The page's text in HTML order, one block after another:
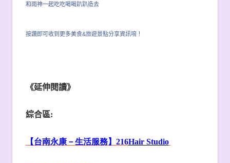
和雨神一起吃吃喝喝趴趴造去
按讚即可收到更多美食&旅遊景點分享資訊唷！
《延伸閱讀》
綜合區:
【台南永康－生活服務】216Hair Studio